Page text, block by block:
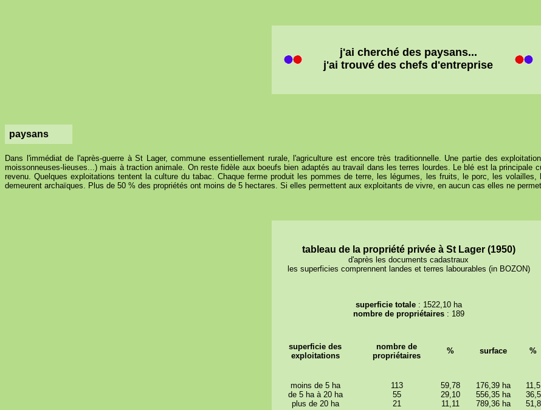
j'ai cherché des paysans...
j'ai trouvé des chefs d'entreprise
paysans
Dans l'immédiat de l'après-guerre à St Lager, commune essentiellement rurale, l'agriculture est encore très traditionnelle. Une partie des
moissonneuses-lieuses...) mais à traction animale. On reste fidèle aux boeufs bien adaptés au travail dans les terres lourdes. Le blé est la principale
revenu. Quelques exploitations tentent la culture du tabac. Chaque ferme produit les pommes de terre, les légumes, les fruits, le porc, les
demeurent archaïques. Plus de 50 % des propriétés ont moins de 5 hectares. Si elles permettent aux exploitants de vivre, en aucun cas elles ne
tableau de la propriété privée à St Lager (1950)
d'après les documents cadastraux
les superficies comprennent landes et terres labourables (in BOZON)
superficie totale: 1522,10 ha
nombre de propriétaires: 189
superficie des
exploitations
nombre de
propriétaires
% surface %
moins de 5 ha 113 59,78 176,39 ha
11,5
de 5 ha à 20 ha
55 29,10 556,35 ha
36,5
plus de 20 ha
21 11,11 789,36 ha 51,8